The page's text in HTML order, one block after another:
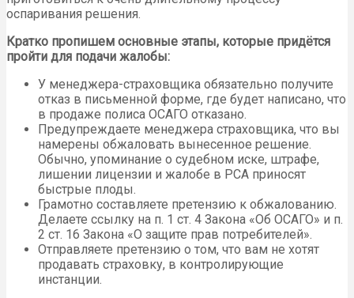
оспаривания решения.
Кратко пропишем основные этапы, которые придётся
пройти для подачи жалобы:
У менеджера-страховщика обязательно получите
отказ в письменной форме, где будет написано, что
в продаже полиса ОСАГО отказано.
Предупреждаете менеджера страховщика, что вы
намерены обжаловать вынесенное решение.
Обычно, упоминание о судебном иске, штрафе,
лишении лицензии и жалобе в РСА приносят
быстрые плоды.
Грамотно составляете претензию к обжалованию.
Делаете ссылку на п. 1 ст. 4 Закона «Об ОСАГО» и п.
2 ст. 16 Закона «О защите прав потребителей».
Отправляете претензию о том, что вам не хотят
продавать страховку, в контролирующие
инстанции.